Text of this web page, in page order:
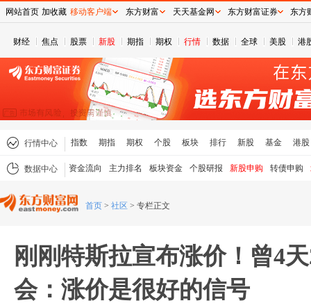
财经 焦点 股票 新股 期指 期权 行情 数据 全球 美股 港
行情中心 指数 期指 期权 个股 板块 排行 新股 基金 港股
数据中心 资金流向 主力排名 板块资金 个股研报 新股申购 转债申购
首页 > 社区 > 专栏正文
刚刚特斯拉宣布涨价！曾4
会：涨价是很好的信号
网站首页 加收藏 移动客户端 东方财富 天天基金网 东方财富证券 东方